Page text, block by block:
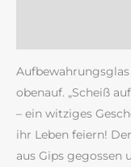
obenauf. „Scheiß
– ein witziges
ihr Leben feiern!
aus Gips gegossen